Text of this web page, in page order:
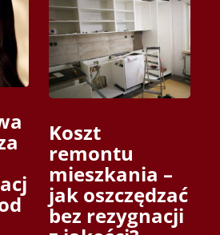
Koszt
remontu
mieszkania –
jak oszczędzać
bez rezygnacji